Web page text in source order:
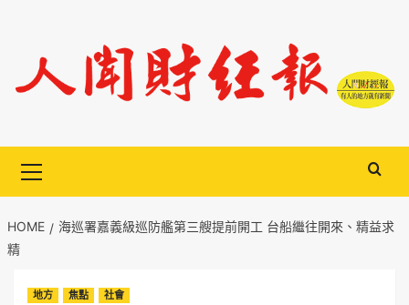
content
Menu
HOME
海巡署嘉義級巡防艦第三艘提前開工 台船繼往開來、精益求
精
地方 焦點 社會